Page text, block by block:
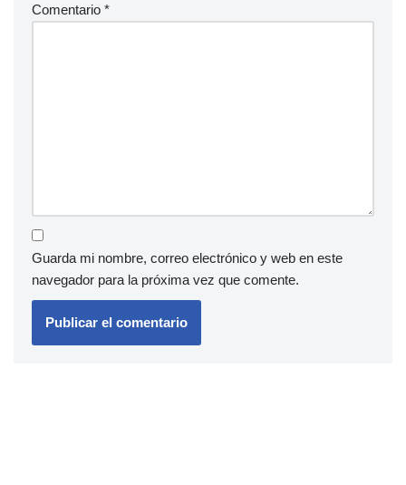
Comentario *
Guarda mi nombre, correo electrónico y web en este
navegador para la próxima vez que comente.